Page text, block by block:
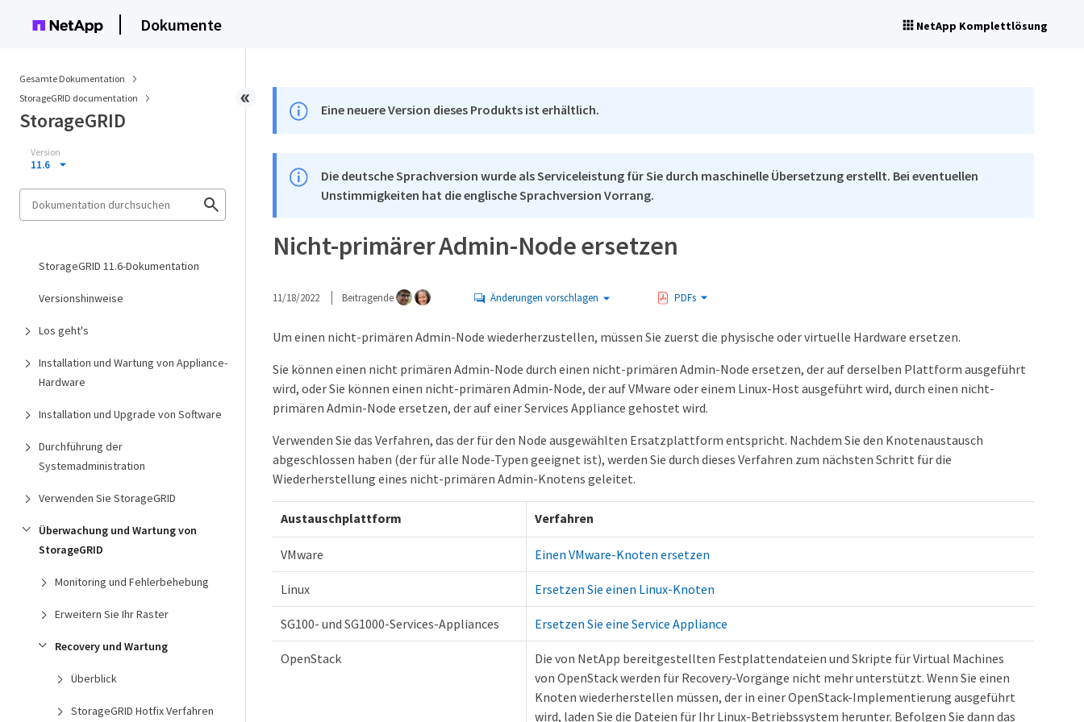
Dokumente NetApp Komplettlösung
Gesamte Dokumentation
StorageGRID documentation
StorageGRID
Version
11.6
StorageGRID 11.6-Dokumentation
Versionshinweise
Los geht's
Installation und Wartung von Appliance-
Hardware
Installation und Upgrade von Software
Durchführung der
Systemadministration
Verwenden Sie StorageGRID
Überwachung und Wartung von
StorageGRID
Monitoring und Fehlerbehebung
Erweitern Sie Ihr Raster
Recovery und Wartung
Überblick
StorageGRID Hotfix Verfahren
Eine neuere Version dieses Produkts ist erhältlich.
Die deutsche Sprachversion wurde als Serviceleistung für Sie durch maschinelle Übersetzung erstellt. Bei eventuellen
Unstimmigkeiten hat die englische Sprachversion Vorrang.
Nicht-primärer Admin-Node ersetzen
11/18/2022 Beitragende Änderungen vorschlagen PDFs
Um einen nicht-primären Admin-Node wiederherzustellen, müssen Sie zuerst die physische oder virtuelle Hardware ersetzen.
Sie können einen nicht primären Admin-Node durch einen nicht-primären Admin-Node ersetzen, der auf derselben Plattform ausgeführt
wird, oder Sie können einen nicht-primären Admin-Node, der auf VMware oder einem Linux-Host ausgeführt wird, durch einen nicht-
primären Admin-Node ersetzen, der auf einer Services Appliance gehostet wird.
Verwenden Sie das Verfahren, das der für den Node ausgewählten Ersatzplattform entspricht. Nachdem Sie den Knotenaustausch
abgeschlossen haben (der für alle Node-Typen geeignet ist), werden Sie durch dieses Verfahren zum nächsten Schritt für die
Wiederherstellung eines nicht-primären Admin-Knotens geleitet.
Austauschplattform Verfahren
VMware Einen VMware-Knoten ersetzen
Linux Ersetzen Sie einen Linux-Knoten
SG100- und SG1000-Services-Appliances Ersetzen Sie eine Service Appliance
OpenStack
Die von NetApp bereitgestellten Festplattendateien und Skripte für Virtual Machines
von OpenStack werden für Recovery-Vorgänge nicht mehr unterstützt. Wenn Sie einen
Knoten wiederherstellen müssen, der in einer OpenStack-Implementierung ausgeführt
wird, laden Sie die Dateien für Ihr Linux-Betriebssystem herunter. Befolgen Sie dann das